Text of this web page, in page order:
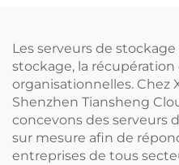
Go de mémoire RAM,
performances élevées en
résolution 4K, prix
avantageux
Les serveurs de
stockage, la
organisationnelles. Chez
Shenzhen Tiansheng
concevons des serveurs
sur mesure afin de
entreprises de tous